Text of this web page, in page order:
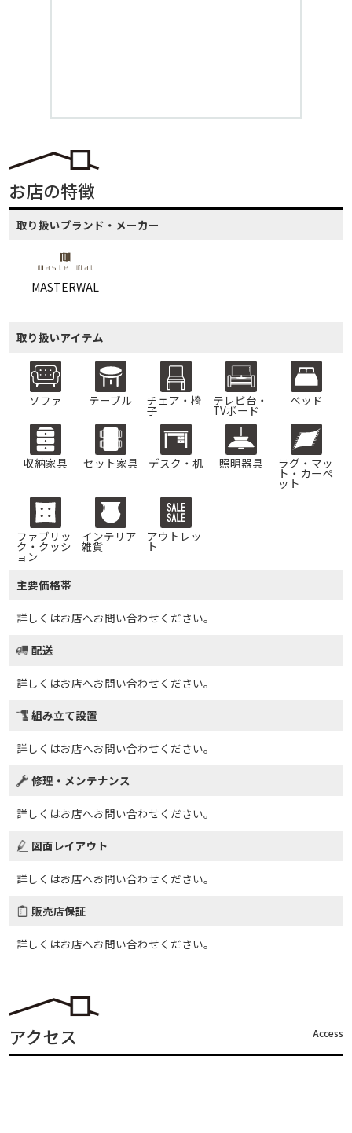
お店の特徴
取り扱いブランド・メーカー
MASTERWAL
取り扱いアイテム
ソファ テーブル チェア・椅
子
テレビ台・
TVボード
ベッド
収納家具 セット家具 デスク・机 照明器具 ラグ・マッ
ト・カーペ
ット
ファブリッ
ク・クッシ
ョン
インテリア
雑貨
アウトレッ
ト
主要価格帯
詳しくはお店へお問い合わせください。
配送
詳しくはお店へお問い合わせください。
組み立て設置
詳しくはお店へお問い合わせください。
修理・メンテナンス
詳しくはお店へお問い合わせください。
図面レイアウト
詳しくはお店へお問い合わせください。
販売店保証
詳しくはお店へお問い合わせください。
アクセス Access